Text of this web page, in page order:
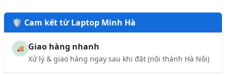
🛡️ Cam kết từ Laptop Minh Hà
🚚 Giao hàng nhanh
Xử lý & giao hàng ngay sau khi đặt (nội thành Hà Nội)